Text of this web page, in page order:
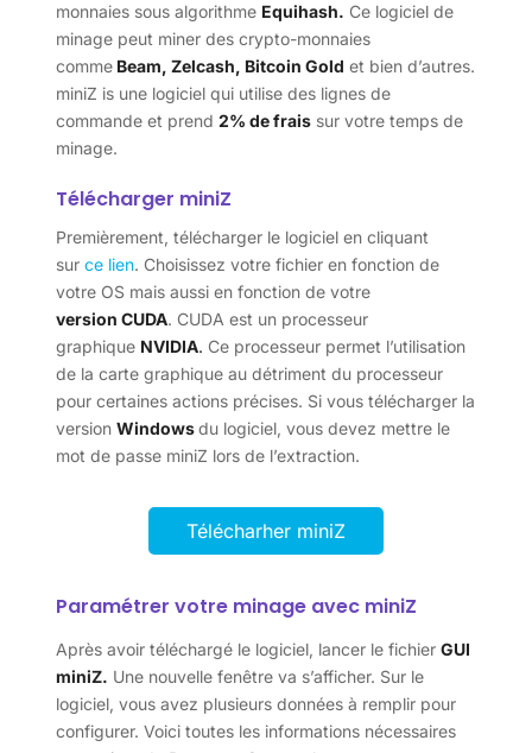
monnaies sous algorithme Equihash. Ce logiciel de
minage peut miner des crypto-monnaies
comme Beam, Zelcash, Bitcoin Gold et bien d’autres.
miniZ is une logiciel qui utilise des lignes de
commande et prend 2% de fraissur votre temps de
minage.
Télécharger miniZ
Premièrement, télécharger le logiciel en cliquant
sur ce lien. Choisissez votre fichier en fonction de
votre OS mais aussi en fonction de votre
version CUDA. CUDA est un processeur
graphique NVIDIA. Ce processeur permet l’utilisation
de la carte graphique au détriment du processeur
pour certaines actions précises. Si vous télécharger la
version Windowsdu logiciel, vous devez mettre le
mot de passe miniZ lors de l’extraction.
Télécharher miniZ
Paramétrer votre minage avec miniZ
Après avoir téléchargé le logiciel, lancer le fichier GUI
miniZ. Une nouvelle fenêtre va s’afficher. Sur le
logiciel, vous avez plusieurs données à remplir pour
configurer. Voici toutes les informations nécessaires